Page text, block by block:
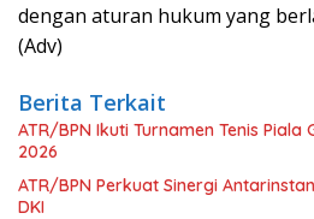
dengan aturan hukum yang
(Adv)
Berita Terkait
ATR/BPN Ikuti Turnamen Tenis
2026
ATR/BPN Perkuat Sinergi
DKI